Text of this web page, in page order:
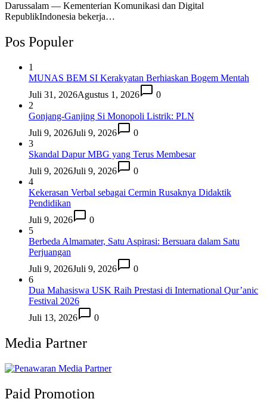
Darussalam — Kementerian Komunikasi dan Digital
RepublikIndonesia bekerja…
Pos Populer
1
MUNAS BEM SI Kerakyatan Berhiaskan Bogem Mentah
Juli 31, 2026Agustus 1, 2026
0
2
Gonjang-Ganjing Si Monopoli Listrik: PLN
Juli 9, 2026Juli 9, 2026
0
3
Skandal Dapur MBG yang Terus Membesar
Juli 9, 2026Juli 9, 2026
0
4
Kekerasan Verbal sebagai Cermin Rusaknya Didaktik
Pendidikan
Juli 9, 2026
0
5
Berbeda Almamater, Satu Aspirasi: Bersuara dalam Satu
Perjuangan
Juli 9, 2026Juli 9, 2026
0
6
Dua Mahasiswa USK Raih Prestasi di International Qur’anic
Festival 2026
Juli 13, 2026
0
Media Partner
Paid Promotion